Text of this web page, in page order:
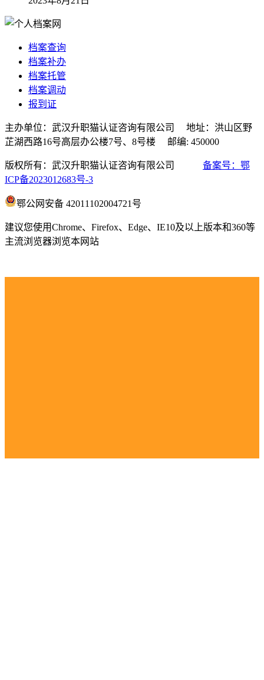
档案查询
档案补办
档案托管
档案调动
报到证
主办单位：武汉升职猫认证咨询有限公司 地址：洪山区野
芷湖西路16号高层办公楼7号、8号楼 邮编: 450000
版权所有：武汉升职猫认证咨询有限公司 备案号：鄂
ICP备2023012683号-3
鄂公网安备 42011102004721号
建议您使用Chrome、Firefox、Edge、IE10及以上版本和360等
主流浏览器浏览本网站